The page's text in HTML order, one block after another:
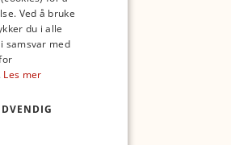
Ved å bruke
du i alle
samsvar med
Les mer